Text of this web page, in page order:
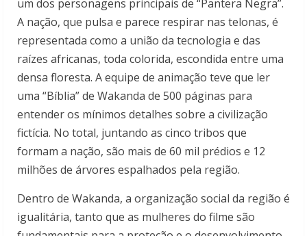
um dos personagens principais de “Pantera Negra”.
A nação, que pulsa e parece respirar nas telonas, é
representada como a união da tecnologia e das
raízes africanas, toda colorida, escondida entre uma
densa floresta. A equipe de animação teve que ler
uma “Bíblia” de Wakanda de 500 páginas para
entender os mínimos detalhes sobre a civilização
fictícia. No total, juntando as cinco tribos que
formam a nação, são mais de 60 mil prédios e 12
milhões de árvores espalhados pela região.
Dentro de Wakanda, a organização social da região é
igualitária, tanto que as mulheres do filme são